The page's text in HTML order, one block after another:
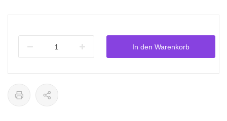
In den Warenkorb